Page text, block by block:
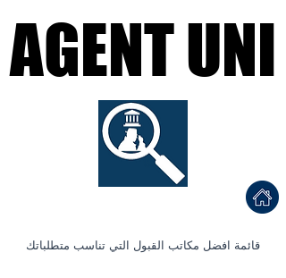
AGENT UNI
AGENT UNI
قائمة افضل مكاتب القبول التي تناسب متطلباتك